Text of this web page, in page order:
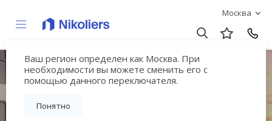
Москва
Ваш регион определен как Москва. При
необходимости вы можете сменить его с
помощью данного переключателя.
Понятно
Мультиквартал
«ВЕЕР»